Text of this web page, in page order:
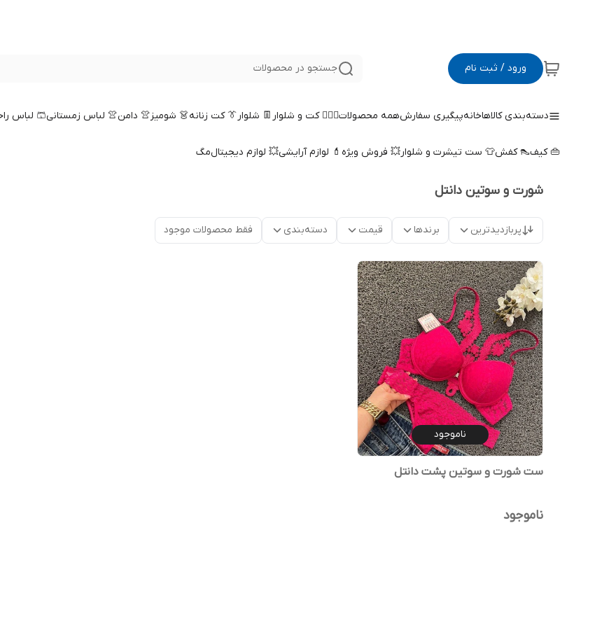
ورود / ثبت نام جستجو در محصولات
دسته‌بندی کالاهاخانهپیگیری سفارشهمه محصولات🤵🏻‍♀️ کت و شلوار 👖 شلوار👔 کت زنانه👗 شومیز👚 دامن👚 لباس زمستانی🩳 لباس
👜 کیف👠 کفش👕 ست تیشرت و شلوار💥 فروش ویژه 💄 لوازم آرایشی💥 لوازم دیجیتالمگ
شورت و سوتین دانتل
پربازدیدترین برندها قیمت دسته‌بندی فقط محصولات موجود
ناموجود
ست شورت و سوتین پشت دانتل
ناموجود